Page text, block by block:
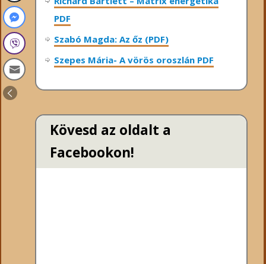
PDF
Szabó Magda: Az őz (PDF)
Szepes Mária- A vörös oroszlán PDF
Kövesd az oldalt a
Facebookon!